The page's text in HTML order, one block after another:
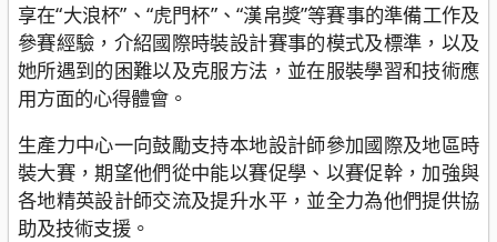
享在“大浪杯”、“虎門杯”、“漢帛獎”等賽事的準備工作及
參賽經驗，介紹國際時裝設計賽事的模式及標準，以及
她所遇到的困難以及克服方法，並在服裝學習和技術應
用方面的心得體會。
生產力中心一向鼓勵支持本地設計師參加國際及地區時
裝大賽，期望他們從中能以賽促學、以賽促幹，加強與
各地精英設計師交流及提升水平，並全力為他們提供協
助及技術支援。